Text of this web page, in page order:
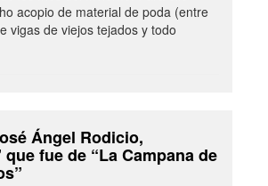
acopio de material de poda (entre
vigas de viejos tejados y todo
Ángel Rodicio,
que fue de “La Campana de